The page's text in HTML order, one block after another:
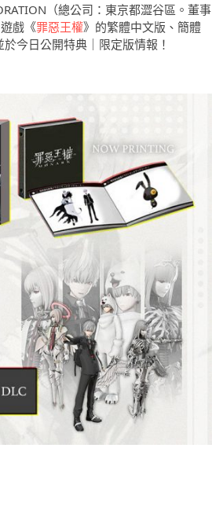
（總公司：東京都澀谷區。董事
戲《罪惡王權》的繁體中文版、簡體
今日公開特典｜限定版情報！